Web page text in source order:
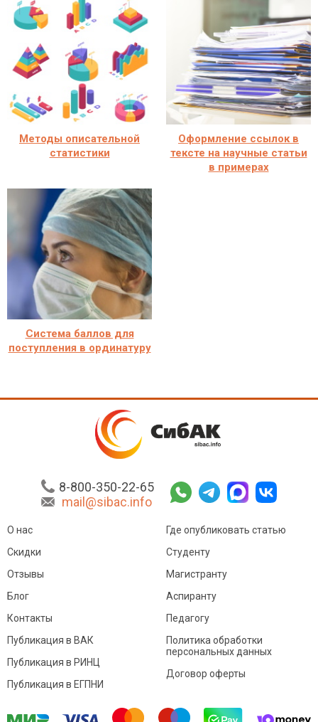
Методы описательной
статистики
Оформление ссылок в
тексте на научные статьи
в примерах
Система баллов для
поступления в ординатуру
8-800-350-22-65
mail@sibac.info
О нас
Скидки
Отзывы
Блог
Контакты
Где опубликовать статью
Студенту
Магистранту
Аспиранту
Педагогу
Публикация в ВАК
Публикация в РИНЦ
Публикация в ЕГПНИ
Политика обработки
персональных данных
Договор оферты